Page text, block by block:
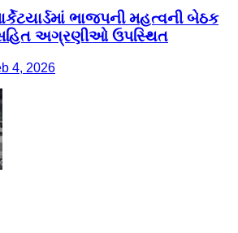
ભાજપની મહત્વની બેઠક
અગ્રણીઓ ઉપસ્થિત
4, 2026